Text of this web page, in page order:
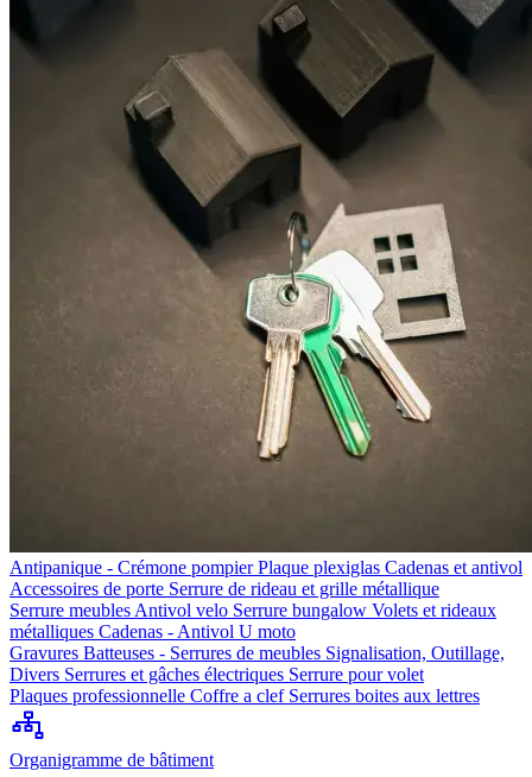
Antipanique - Crémone pompierPlaque plexiglas Cadenas et antivol
Accessoires de porte Serrure de rideau et grille métallique
Serrure meubles Antivol velo Serrure bungalow Volets et rideaux
métalliques Cadenas - Antivol U moto
Gravures Batteuses - Serrures de meubles Signalisation, Outillage,
Divers Serrures et gâches électriques Serrure pour volet
Plaques professionnelle Coffre a clef Serrures boites aux lettres
Organigramme de bâtiment